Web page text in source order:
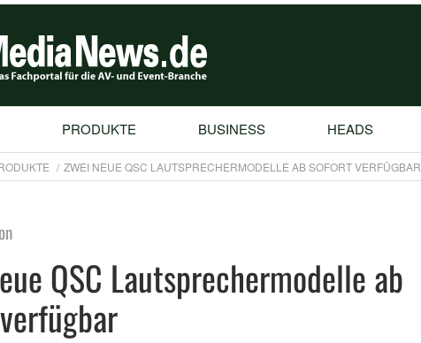
PRODUKTE BUSINESS HEADS
ZWEI NEUE QSC LAUTSPRECHERMODELLE AB SOFORT VERFÜGBAR
QSC Lautsprechermodelle ab